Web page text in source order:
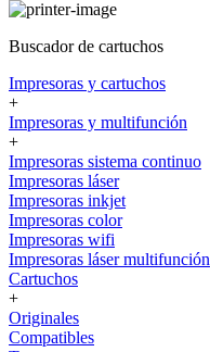
Buscador de cartuchos
Impresoras y cartuchos
+
Impresoras y multifunción
+
Impresoras sistema continuo
Impresoras láser
Impresoras inkjet
Impresoras color
Impresoras wifi
Impresoras láser multifunción
Cartuchos
+
Originales
Compatibles